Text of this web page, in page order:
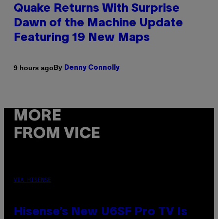
Quake Returns With Surprise
Dawn of the Machine Update
Featuring 19 New Maps
9 hours agoBy Denny Connolly
MORE
FROM VICE
VIA HISENSE
Hisense’s New U6SF Pro TV Is